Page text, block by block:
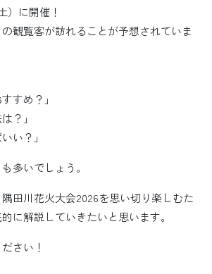
）に開催！
観覧客が訪れることが予想されていま
すめ？」
？」
い？」
多いでしょう。
田川花火大会2026を思い切り楽しむた
に解説していきたいと思います。
さい！